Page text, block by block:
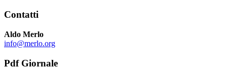
Contatti
Aldo Merlo
info@merlo.org
Pdf Giornale